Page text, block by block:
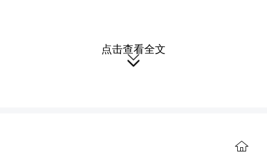
同志们，我们已经了解了我们的任
点击查看全文
